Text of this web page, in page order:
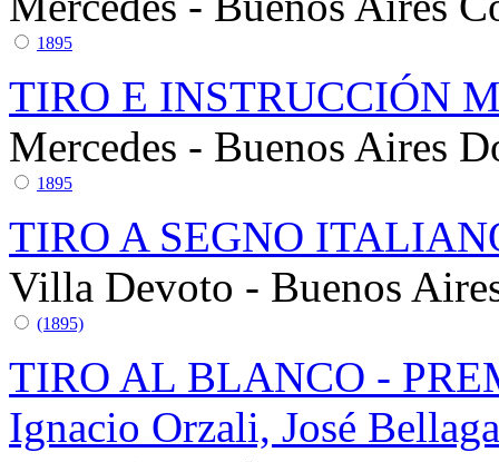
1895
TIRO E INSTRUCCIÓN
Mercedes - Buenos Aires
1895
TIRO A SEGNO
Villa Devoto - Buenos
(1895)
TIRO AL BLANCO -
Ignacio Orzali, José